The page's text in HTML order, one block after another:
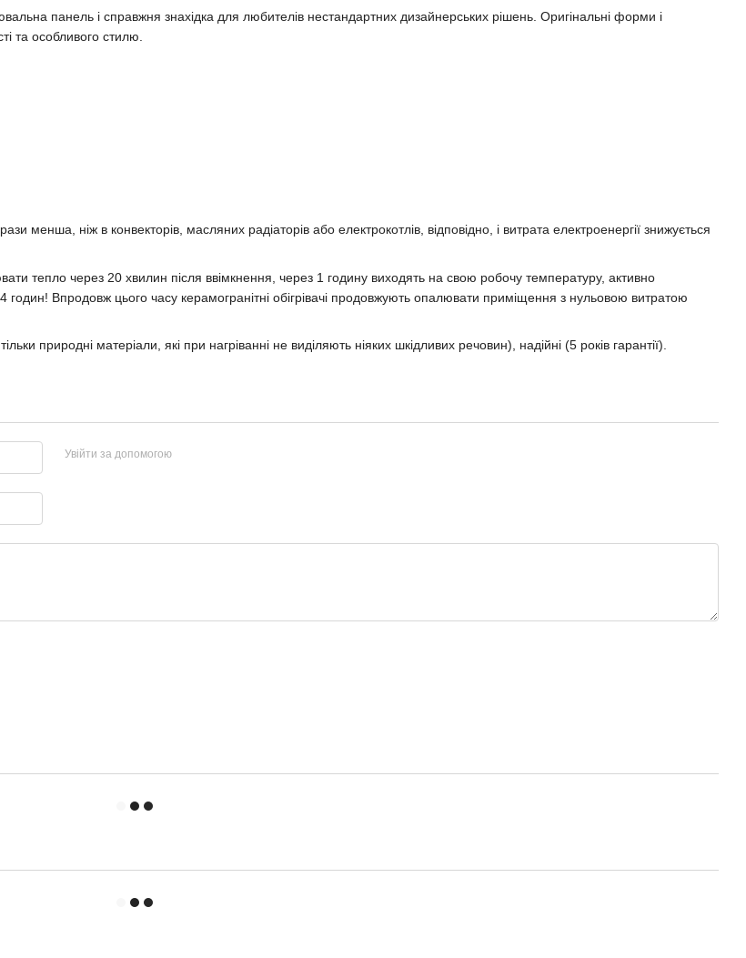
панель і справжня знахідка для любителів нестандартних дизайнерських рішень. Оригінальні форми і
та особливого стилю.
менша, ніж в конвекторів, масляних радіаторів або електрокотлів, відповідно, і витрата електроенергії знижується
тепло через 20 хвилин після ввімкнення, через 1 годину виходять на свою робочу температуру, активно
Впродовж цього часу керамогранітні обігрівачі продовжують опалювати приміщення з нульовою витратою
природні матеріали, які при нагріванні не виділяють ніяких шкідливих речовин), надійні (5 років гарантії).
Увійти за допомогою